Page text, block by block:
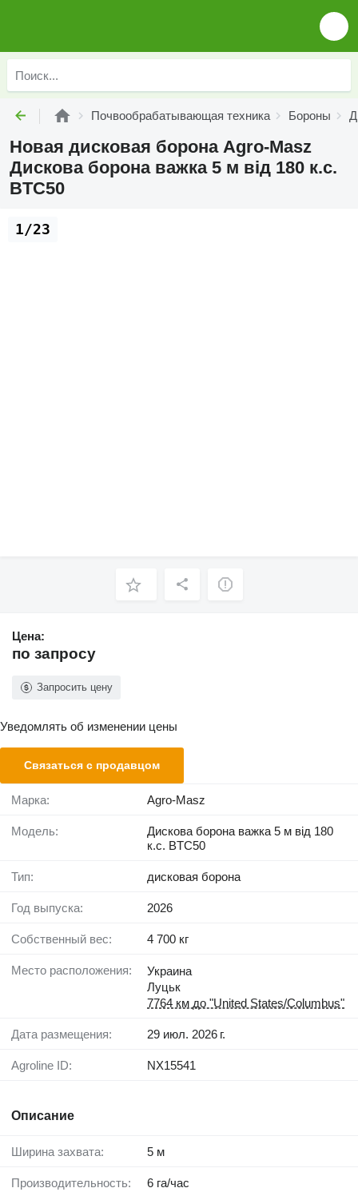
Почвообрабатывающая техника Бороны
Новая дисковая борона Agro-Masz
Дискова борона важка 5 м від 180 к.с.
BTC50
1/23
Цена:
по запросу
Запросить цену
Уведомлять об изменении цены
Связаться с продавцом
Марка: Agro-Masz
Модель:
Дискова борона важка 5 м від 180
к.с. BTC50
Тип: дисковая борона
Год выпуска: 2026
Собственный вес: 4 700 кг
Место расположения:
Украина
Луцьк
7764 км до "United States/Columbus"
Дата размещения: 29 июл. 2026 г.
Agroline ID: NX15541
Описание
Ширина захвата: 5 м
Производительность: 6 га/час